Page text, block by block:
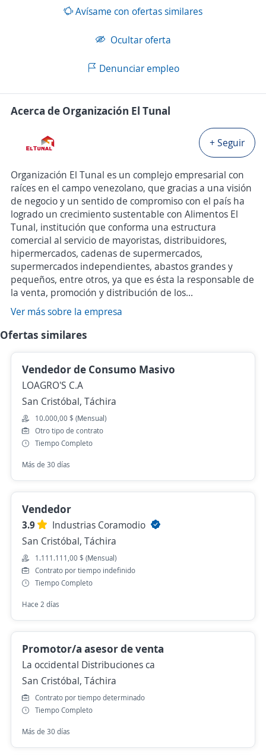
Avísame con ofertas similares
Ocultar oferta
Denunciar empleo
Acerca de Organización El Tunal
+ Seguir
Organización El Tunal es un complejo empresarial con
raíces en el campo venezolano, que gracias a una visión
de negocio y un sentido de compromiso con el país ha
logrado un crecimiento sustentable con Alimentos El
Tunal, institución que conforma una estructura
comercial al servicio de mayoristas, distribuidores,
hipermercados, cadenas de supermercados,
supermercados independientes, abastos grandes y
pequeños, entre otros, ya que es ésta la responsable de
la venta, promoción y distribución de los...
Ver más sobre la empresa
Ofertas similares
Vendedor de Consumo Masivo
LOAGRO'S C.A
San Cristóbal, Táchira
10.000,00 $ (Mensual)
Otro tipo de contrato
Tiempo Completo
Más de 30 días
Vendedor
3.9
Industrias Coramodio
San Cristóbal, Táchira
1.111.111,00 $ (Mensual)
Contrato por tiempo indefinido
Tiempo Completo
Hace 2 días
Promotor/a asesor de venta
La occidental Distribuciones ca
San Cristóbal, Táchira
Contrato por tiempo determinado
Tiempo Completo
Más de 30 días